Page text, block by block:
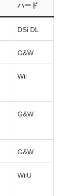
ハード
DSi DL
G&W
Wii
G&W
G&W
WiiU